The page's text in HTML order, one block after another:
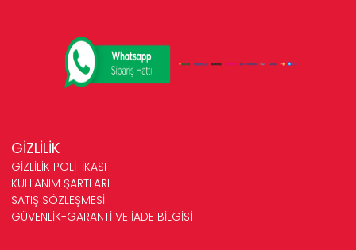
GİZLİLİK
GİZLİLİK POLİTİKASI
KULLANIM ŞARTLARI
SATIŞ SÖZLEŞMESİ
GÜVENLİK-GARANTİ VE İADE BİLGİSİ